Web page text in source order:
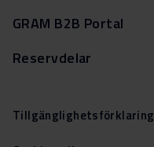
GRAM B2B Portal
Reservdelar
Tillgänglighetsförklaring